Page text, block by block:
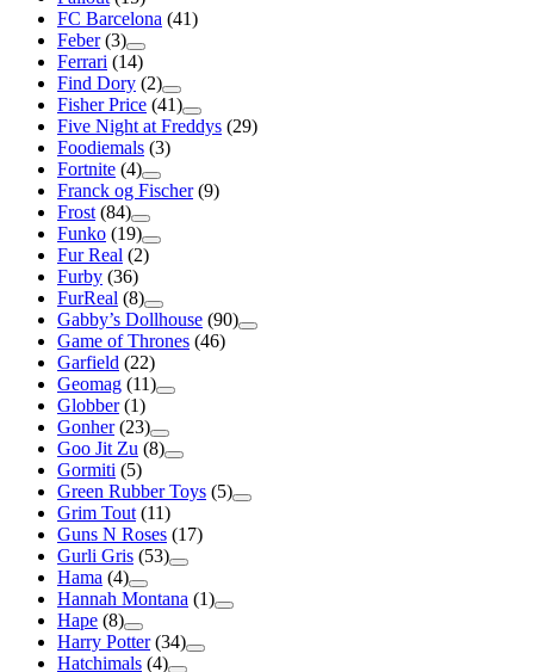
FC Barcelona (41)
Feber (3)
Ferrari (14)
Find Dory (2)
Fisher Price (41)
Five Night at Freddys (29)
Foodiemals (3)
Fortnite (4)
Franck og Fischer (9)
Frost (84)
Funko (19)
Fur Real (2)
Furby (36)
FurReal (8)
Gabby’s Dollhouse (90)
Game of Thrones (46)
Garfield (22)
Geomag (11)
Globber (1)
Gonher (23)
Goo Jit Zu (8)
Gormiti (5)
Green Rubber Toys (5)
Grim Tout (11)
Guns N Roses (17)
Gurli Gris (53)
Hama (4)
Hannah Montana (1)
Hape (8)
Harry Potter (34)
Hatchimals (4)